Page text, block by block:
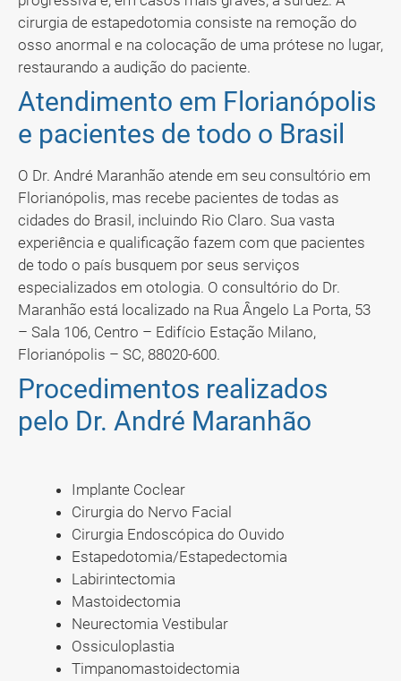
cirurgia de estapedotomia consiste na remoção do
osso anormal e na colocação de uma prótese no lugar,
restaurando a audição do paciente.
Atendimento em Florianópolis
e pacientes de todo o Brasil
O Dr. André Maranhão atende em seu consultório em
Florianópolis, mas recebe pacientes de todas as
cidades do Brasil, incluindo Rio Claro. Sua vasta
experiência e qualificação fazem com que pacientes
de todo o país busquem por seus serviços
especializados em otologia. O consultório do Dr.
Maranhão está localizado na Rua Ângelo La Porta, 53
– Sala 106, Centro – Edifício Estação Milano,
Florianópolis – SC, 88020-600.
Procedimentos realizados
pelo Dr. André Maranhão
Implante Coclear
Cirurgia do Nervo Facial
Cirurgia Endoscópica do Ouvido
Estapedotomia/Estapedectomia
Labirintectomia
Mastoidectomia
Neurectomia Vestibular
Ossiculoplastia
Timpanomastoidectomia